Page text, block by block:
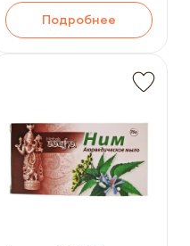
Подробнее